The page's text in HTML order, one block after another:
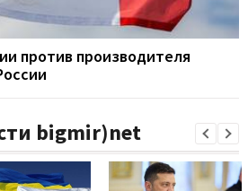
против производителя
bigmir)net